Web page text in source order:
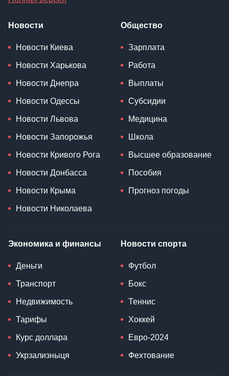
Новости
Новости Киева
Новости Харькова
Новости Днепра
Новости Одессы
Новости Львова
Новости Запорожья
Новости Кривого Рога
Новости Донбасса
Новости Крыма
Новости Николаева
Общество
Зарплата
Работа
Выплаты
Субсидии
Медицина
Школа
Высшее образование
Пособия
Прогноз погоды
Экономика и финансы
Деньги
Транспорт
Недвижимость
Тарифы
Курс доллара
Укрзализныця
Новости спорта
Футбол
Бокс
Теннис
Хоккей
Евро-2024
Фехтование